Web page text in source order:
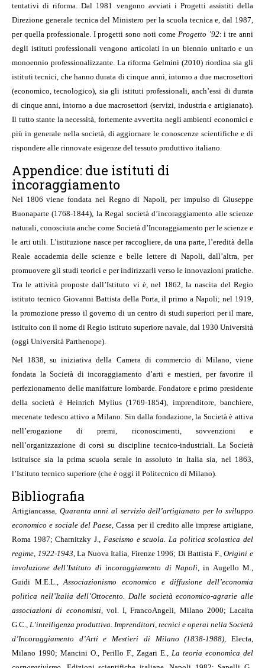
tentativi di riforma. Dal 1981 vengono avviati i Progetti assistiti della
Direzione generale tecnica del Ministero per la scuola tecnica e, dal 1987,
per quella professionale. I progetti sono noti come Progetto ’92: i tre anni
degli istituti professionali vengono articolati in un biennio unitario e un
monoennio professionalizzante. La riforma Gelmini (2010) riordina sia gli
istituti tecnici, che hanno durata di cinque anni, intorno a due macrosettori
(economico, tecnologico), sia gli istituti professionali, anch’essi di durata
di cinque anni, intorno a due macrosettori (servizi, industria e artigianato).
Il tutto stante la necessità, fortemente avvertita negli ambienti economici e
più in generale nella società, di aggiornare le conoscenze scientifiche e di
rispondere alle rinnovate esigenze del tessuto produttivo italiano.
Appendice: due istituti di
incoraggiamento
Nel 1806 viene fondata nel Regno di Napoli, per impulso di Giuseppe
Buonaparte (1768-1844), la Regal società d’incoraggiamento alle scienze
naturali, conosciuta anche come Società d’Incoraggiamento per le scienze e
le arti utili. L’istituzione nasce per raccogliere, da una parte, l’eredità della
Reale accademia delle scienze e belle lettere di Napoli, dall’altra, per
promuovere gli studi teorici e per indirizzarli verso le innovazioni pratiche.
Tra le attività proposte dall’Istituto vi è, nel 1862, la nascita del Regio
istituto tecnico Giovanni Battista della Porta, il primo a Napoli; nel 1919,
la promozione presso il governo di un centro di studi superiori per il mare,
istituito con il nome di Regio istituto superiore navale, dal 1930 Università
(oggi Università Parthenope).
Nel 1838, su iniziativa della Camera di commercio di Milano, viene
fondata la Società di incoraggiamento d’arti e mestieri, per favorire il
perfezionamento delle manifatture lombarde. Fondatore e primo presidente
della società è Heinrich Mylius (1769-1854), imprenditore, banchiere,
mecenate tedesco attivo a Milano. Sin dalla fondazione, la Società è attiva
nell’erogazione di premi, riconoscimenti, sovvenzioni e
nell’organizzazione di corsi su discipline tecnico-industriali. La Società
istituisce sia la prima scuola serale in assoluto in Italia sia, nel 1863,
l’Istituto tecnico superiore (che è oggi il Politecnico di Milano).
Bibliografia
Artigiancassa, Quaranta anni al servizio dell’artigianato per lo sviluppo
economico e sociale del Paese, Cassa per il credito alle imprese artigiane,
Roma 1987; Charnitzky J., Fascismo e scuola. La politica scolastica del
regime, 1922-1943, La Nuova Italia, Firenze 1996; Di Battista F.,Origini e
involuzione dell’Istituto di incoraggiamento di Napoli, in Augello M.,
Guidi M.E.L.,Associazionismo economico e diffusione dell’economia
politica nell’Italia dell’Ottocento. Dalle società economico-agrarie alle
associazioni di economisti, vol. I, FrancoAngeli, Milano 2000; Lacaita
G.C., L’intelligenza produttiva. Imprenditori, tecnici e operai nella Società
d’Incoraggiamento d’Arti e Mestieri di Milano (1838-1988), Electa,
Milano 1990; Mancini O., Perillo F., Zagari E., La teoria economica del